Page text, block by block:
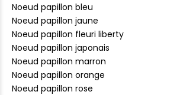
Noeud papillon bleu
Noeud papillon jaune
Noeud papillon fleuri liberty
Noeud papillon japonais
Noeud papillon marron
Noeud papillon orange
Noeud papillon rose